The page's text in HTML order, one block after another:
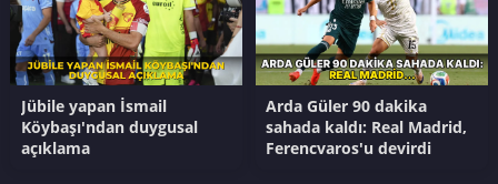
Jübile yapan İsmail
Köybaşı'ndan duygusal
açıklama
Arda Güler 90 dakika
sahada kaldı: Real Madrid,
Ferencvaros'u devirdi